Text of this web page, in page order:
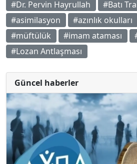
#Dr. Pervin Hayrullah
#Batı
#asimilasyon
#azınlık okulları
#müftülük
#imam ataması
#Lozan Antlaşması
Güncel haberler